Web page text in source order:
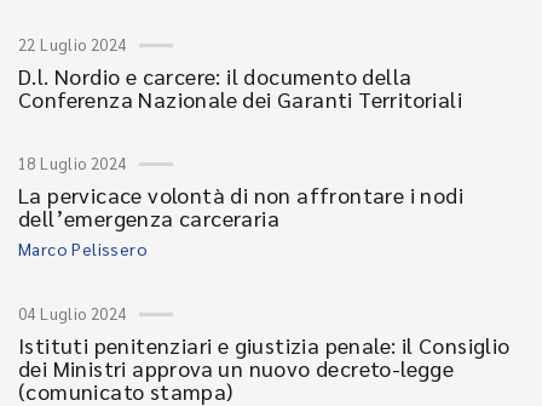
22 Luglio 2024
D.l. Nordio e carcere: il documento della
Conferenza Nazionale dei Garanti Territoriali
18 Luglio 2024
La pervicace volontà di non affrontare i nodi
dell’emergenza carceraria
Marco Pelissero
04 Luglio 2024
Istituti penitenziari e giustizia penale: il Consiglio
dei Ministri approva un nuovo decreto-legge
(comunicato stampa)